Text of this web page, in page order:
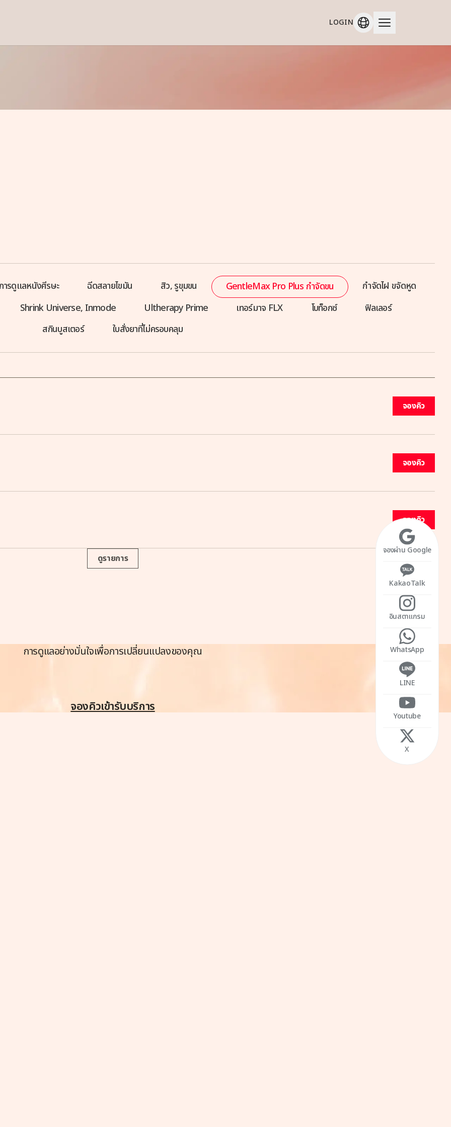
LOGIN
จองผ่าน Google
KakaoTalk
อินสตาแกรม
WhatsApp
LINE
Youtube
X
ารดูแลหนังศีรษะ ฉีดสลายไขมัน สิว, รูขุมขน GentleMax Pro Plus กำจัดขน
กำจัดไฝ ขจัดหูด
Shrink Universe, Inmode Ultherapy Prime เทอร์มาจ FLX โบท็อกซ์
ฟิลเลอร์
สกินบูสเตอร์
ใบสั่งยาที่ไม่ครอบคลุม
จองคิว
จองคิว
จองคิว
ดูรายการ
การดูแลอย่างมั่นใจเพื่อการเปลี่ยนแปลงของคุณ
จองคิวเข้ารับบริการ